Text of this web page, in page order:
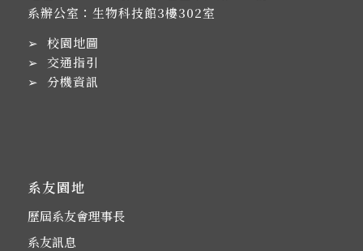
系辦公室：生物科技館3樓302室
➢ 校園地圖
➢ 交通指引
➢ 分機資訊
系友園地
歷屆系友會理事長
系友訊息